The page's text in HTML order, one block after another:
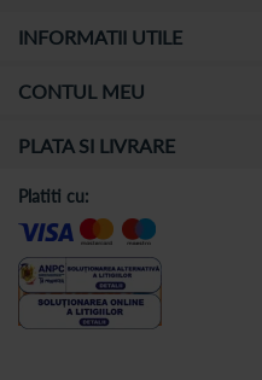
INFORMATII UTILE
CONTUL MEU
PLATA SI LIVRARE
Platiti cu: